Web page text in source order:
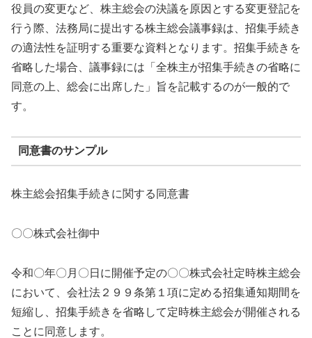
役員の変更など、株主総会の決議を原因とする変更登記を
行う際、法務局に提出する株主総会議事録は、招集手続き
の適法性を証明する重要な資料となります。招集手続きを
省略した場合、議事録には「全株主が招集手続きの省略に
同意の上、総会に出席した」旨を記載するのが一般的で
す。
同意書のサンプル
株主総会招集手続きに関する同意書
〇〇株式会社御中
令和〇年〇月〇日に開催予定の〇〇株式会社定時株主総会
において、会社法２９９条第１項に定める招集通知期間を
短縮し、招集手続きを省略して定時株主総会が開催される
ことに同意します。